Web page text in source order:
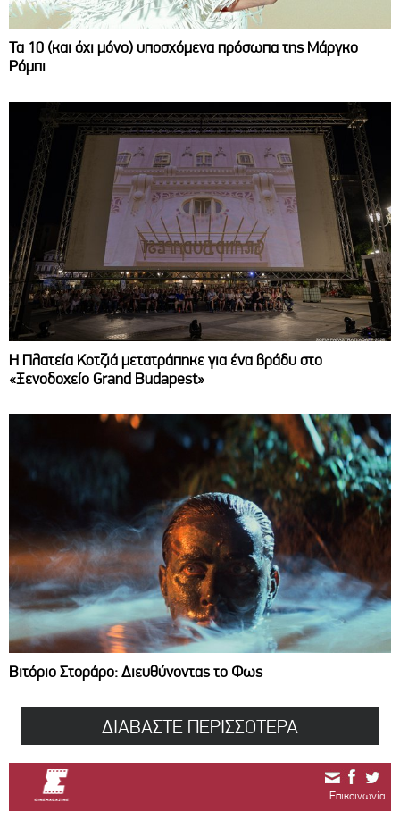
Τα 10 (και όχι μόνο) υποσχόμενα πρόσωπα της Μάργκο
Ρόμπι
Η Πλατεία Κοτζιά μετατράπηκε για ένα βράδυ στο
«Ξενοδοχείο Grand Budapest»
Βιτόριο Στοράρο: Διευθύνοντας το Φως
ΔΙΑΒΑΣΤΕ ΠΕΡΙΣΣΟΤΕΡΑ
Επικοινωνία